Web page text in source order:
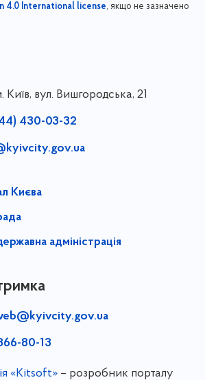
4.0 International license, якщо не зазначено
Київ, вул. Вишгородська, 21
430-03-32
Києва
адміністрація
80-13
«Kitsoft»– розробник порталу